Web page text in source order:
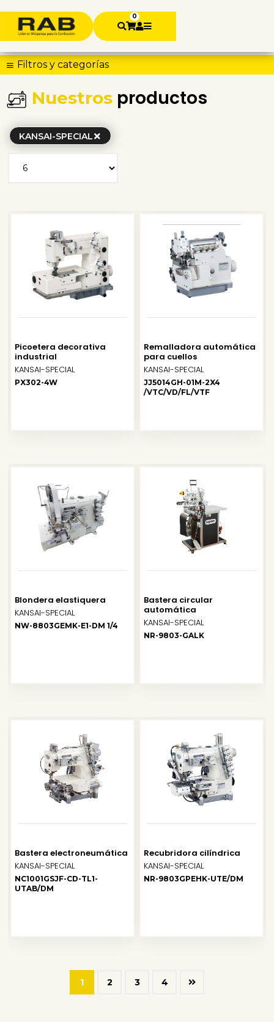
0
Filtros y categorías
Nuestrosproductos
KANSAI-SPECIAL
SALE
Picoetera decorativa
industrial
KANSAI-SPECIAL
PX302-4W
SALE
Remalladora automática
para cuellos
KANSAI-SPECIAL
JJ5014GH-01M-2X4
/VTC/VD/FL/VTF
Blondera elastiquera
KANSAI-SPECIAL
NW-8803GEMK-E1-DM 1/4
Bastera circular
automática
KANSAI-SPECIAL
NR-9803-GALK
Bastera electroneumática
KANSAI-SPECIAL
NC1001GSJF-CD-TL1-
UTAB/DM
Recubridora cilíndrica
KANSAI-SPECIAL
NR-9803GPEHK-UTE/DM
1 2 3 4